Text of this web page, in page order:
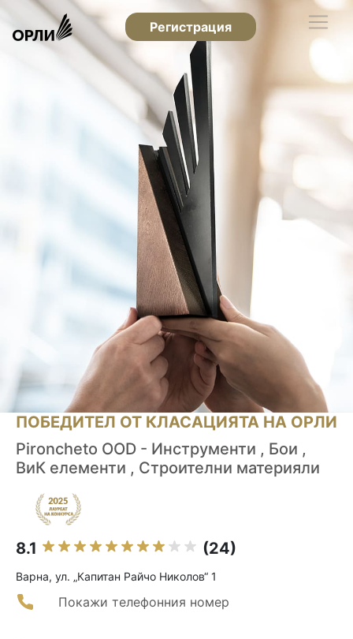
Регистрация
ПОБЕДИТЕЛ ОТ КЛАСАЦИЯТА НА ОРЛИ
Pironcheto OOD - Инструменти , Бои ,
ВиК елементи , Строителни материяли
8.1 (24)
Варна, ул. „Капитан Райчо Николов“ 1
Покажи телефонния номер